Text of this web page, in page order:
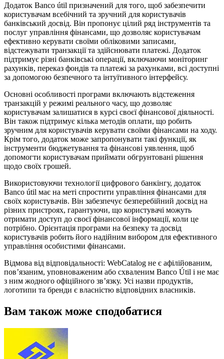
Додаток Banco útil призначений для того, щоб забезпечити
користувачам всебічний та зручний для користувачів
банківський досвід. Він пропонує цілий ряд інструментів та
послуг управління фінансами, що дозволяє користувачам
ефективно керувати своїми обліковими записами,
відстежувати транзакції та здійснювати платежі. Додаток
підтримує різні банківські операції, включаючи моніторинг
рахунків, переказ фондів та платежі за рахунками, всі доступні
за допомогою безпечного та інтуїтивного інтерфейсу.
Основні особливості програми включають відстеження
транзакцій у режимі реального часу, що дозволяє
користувачам залишатися в курсі своєї фінансової діяльності.
Він також підтримує кілька методів оплати, що робить
зручним для користувачів керувати своїми фінансами на ходу.
Крім того, додаток може запропонувати такі функції, як
інструменти бюджетування та фінансові уявлення, щоб
допомогти користувачам приймати обгрунтовані рішення
щодо своїх грошей.
Використовуючи технології цифрового банкінгу, додаток
Banco útil має на меті спростити управління фінансами для
своїх користувачів. Він забезпечує безперебійний досвід на
різних пристроях, гарантуючи, що користувачі можуть
отримати доступ до своєї фінансової інформації, коли це
потрібно. Орієнтація програми на безпеку та досвід
користувачів робить його надійним вибором для ефективного
управління особистими фінансами.
Відмова від відповідальності: WebCatalog не є афілійованим,
пов’язаним, уповноваженим або схваленим Banco Útil і не має
з ним жодного офіційного зв’язку. Усі назви продуктів,
логотипи та бренди є власністю відповідних власників.
Вам також може сподобатися